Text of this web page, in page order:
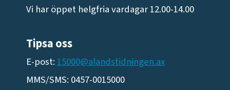
Vi har öppet helgfria vardagar 12.00-14.00
Tipsa oss
E-post: 15000@alandstidningen.ax
MMS/SMS: 0457-0015000